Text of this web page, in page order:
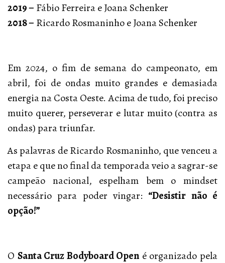
2019 – Fábio Ferreira e Joana Schenker
2018 – Ricardo Rosmaninho e Joana Schenker
Em 2024, o fim de semana do campeonato, em
abril, foi de ondas muito grandes e demasiada
energia na Costa Oeste. Acima de tudo, foi preciso
muito querer, perseverar e lutar muito (contra as
ondas) para triunfar.
As palavras de Ricardo Rosmaninho, que venceu a
etapa e que no final da temporada veio a sagrar-se
campeão nacional, espelham bem o mindset
necessário para poder vingar: “Desistir não é
opção!”
O Santa Cruz Bodyboard Open é organizado pela